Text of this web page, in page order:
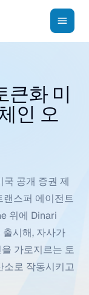
큰화 미
인 오
국 공개 증권 제
랜스퍼 에이전트
위에 Dinari
시해, 자사가
가로지르는 토
소로 작동시키고